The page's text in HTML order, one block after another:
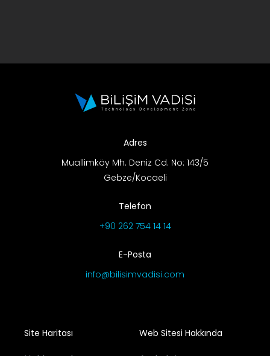
Adres
Muallimköy Mh. Deniz Cd. No: 143/5
Gebze/Kocaeli
Telefon
+90 262 754 14 14
E-Posta
info@bilisimvadisi.com
Site Haritası Web Sitesi Hakkında